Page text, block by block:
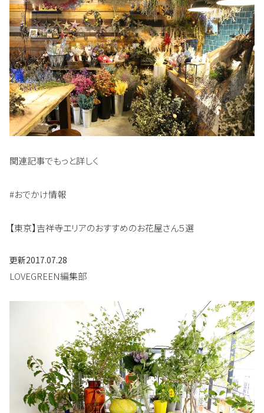
関連記事でもっと詳しく
#おでかけ情報
【東京】吉祥寺エリアのおすすめのお花屋さん５選
更新2017.07.28
LOVEGREEN編集部